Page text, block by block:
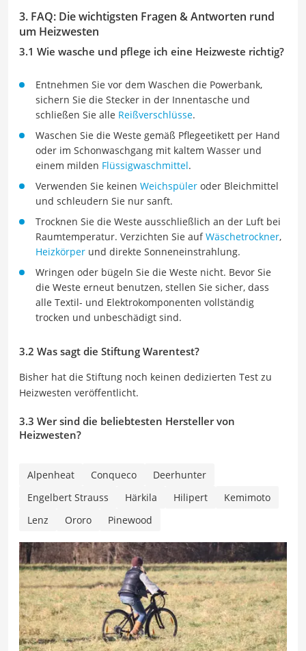
3. FAQ: Die wichtigsten Fragen & Antworten rund
um Heizwesten
3.1 Wie wasche und pflege ich eine Heizweste richtig?
Entnehmen Sie vor dem Waschen die Powerbank,
sichern Sie die Stecker in der Innentasche und
schließen Sie alle Reißverschlüsse.
Waschen Sie die Weste gemäß Pflegeetikett per Hand
oder im Schonwaschgang mit kaltem Wasser und
einem milden Flüssigwaschmittel.
Verwenden Sie keinen Weichspüler oder Bleichmittel
und schleudern Sie nur sanft.
Trocknen Sie die Weste ausschließlich an der Luft bei
Raumtemperatur. Verzichten Sie aufWäschetrockner,
Heizkörper und direkte Sonneneinstrahlung.
Wringen oder bügeln Sie die Weste nicht. Bevor Sie
die Weste erneut benutzen, stellen Sie sicher, dass
alle Textil- und Elektrokomponenten vollständig
trocken und unbeschädigt sind.
3.2 Was sagt die Stiftung Warentest?
Bisher hat die Stiftung noch keinen dedizierten Test zu
Heizwesten veröffentlicht.
3.3 Wer sind die beliebtesten Hersteller von
Heizwesten?
Alpenheat Conqueco
Deerhunter
Engelbert Strauss
Härkila Hilipert
Kemimoto
Lenz
Ororo Pinewood